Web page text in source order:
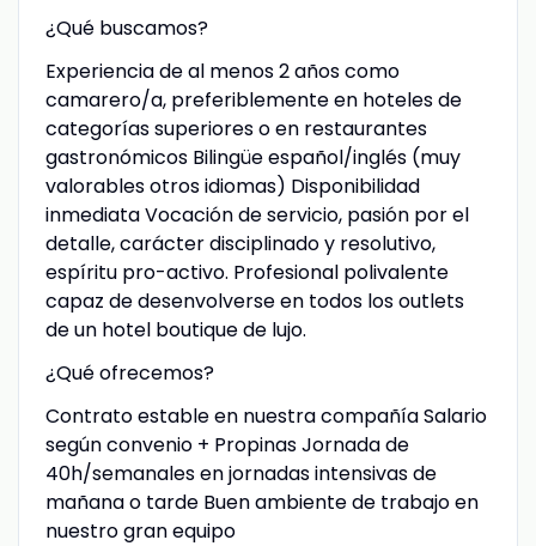
¿Qué buscamos?
Experiencia de al menos 2 años como
camarero/a, preferiblemente en hoteles de
categorías superiores o en restaurantes
gastronómicos Bilingüe español/inglés (muy
valorables otros idiomas) Disponibilidad
inmediata Vocación de servicio, pasión por el
detalle, carácter disciplinado y resolutivo,
espíritu pro-activo. Profesional polivalente
capaz de desenvolverse en todos los outlets
de un hotel boutique de lujo.
¿Qué ofrecemos?
Contrato estable en nuestra compañía Salario
según convenio + Propinas Jornada de
40h/semanales en jornadas intensivas de
mañana o tarde Buen ambiente de trabajo en
nuestro gran equipo